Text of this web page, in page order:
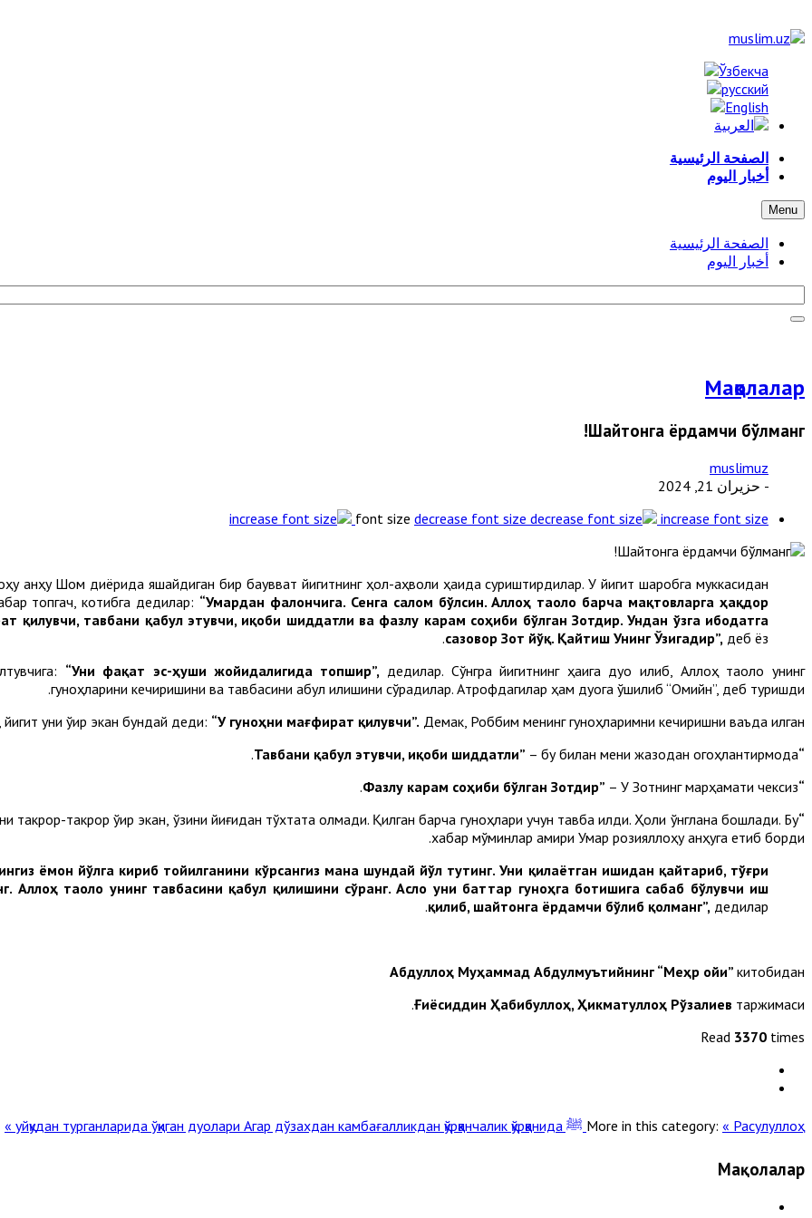
الصفحة الرئيسية
أخبار اليوم
Menu
الصفحة الرئيسية
أخبار اليوم
Мақолалар
Шайтонга ёрдамчи бўлманг!
muslimuz
- حزيران 21, 2024
font size decrease font size increase font size
анҳу Шом диёрида яшайдиган бир бақувват йигитнинг ҳол-аҳволи ҳақида суриштирдилар. У йигит шаробга муккасидан
топгач, котибга дедилар: “Умардан фалончига. Сенга салом бўлсин. Аллоҳ таоло барча мақтовларга ҳақдор
қилувчи, тавбани қабул этувчи, иқоби шиддатли ва фазлу карам соҳиби бўлган Зотдир. Ундан ўзга ибодатга
сазовор Зот йўқ. Қайтиш Унинг Ўзигадир”, деб ёз.
“Уни фақат эс-ҳуши жойидалигида топшир”, дедилар. Сўнгра йигитнинг ҳаққига дуо қилиб, Аллоҳ таоло унинг
гуноҳларини кечиришини ва тавбасини қабул қилишини сўрадилар. Атрофдагилар ҳам дуога қўшилиб “Омийн”, деб туришди.
уни ўқир экан бундай деди: “У гуноҳни мағфират қилувчи”. Демак, Роббим менинг гуноҳларимни кечиришни ваъда қилган.
“Тавбани қабул этувчи, иқоби шиддатли”
– бу билан мени жазодан огоҳлантирмоқда.
“Фазлу карам соҳиби бўлган Зотдир”
– У Зотнинг марҳамати чексиз.
“Қайтиш Унинг Ўзигадир”.
такрор-такрор ўқир экан, ўзини йиғидан тўхтата олмади. Қилган барча гуноҳлари учун тавба қилди. Ҳоли ўнглана бошлади. Бу
хабар мўминлар амири Умар розияллоҳу анҳуга етиб борди.
ёмон йўлга кириб тойилганини кўрсангиз мана шундай йўл тутинг.Уни қилаётган ишидан қайтариб, тўғри
Аллоҳ таоло унинг тавбасини қабул қилишини сўранг. Асло уни баттар гуноҳга ботишига сабаб бўлувчи иш
қилиб, шайтонга ёрдамчи бўлиб қолманг”, дедилар.
Абдуллоҳ Муҳаммад Абдулмуътийнинг “Меҳр ойи” китобидан
Ғиёсиддин Ҳабибуллоҳ, Ҳикматуллоҳ Рўзалиев таржимаси.
Read 3370 times
More in this category: « Расулуллоҳ ﷺ уйқудан турганларида ўқиган дуолари Агар дўзахдан камбағалликдан қўрққанчалик қўрққанида »
Мақолалар